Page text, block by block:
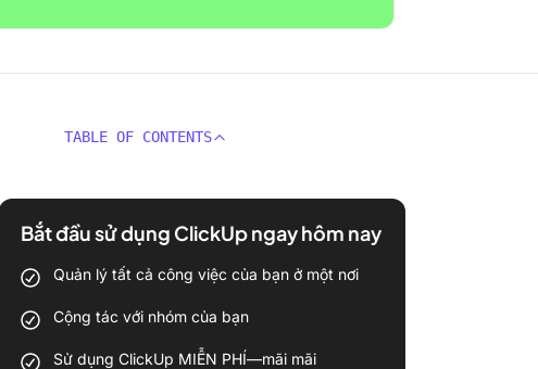
TABLE OF CONTENTS
Bắt đầu sử dụng ClickUp ngay hôm nay
Quản lý tất cả công việc của bạn ở một nơi
Cộng tác với nhóm của bạn
Sử dụng ClickUp MIỄN PHÍ—mãi mãi